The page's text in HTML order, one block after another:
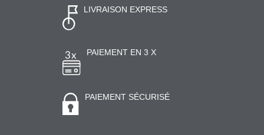
LIVRAISON EXPRESS
PAIEMENT EN 3 X
PAIEMENT SÉCURISÉ